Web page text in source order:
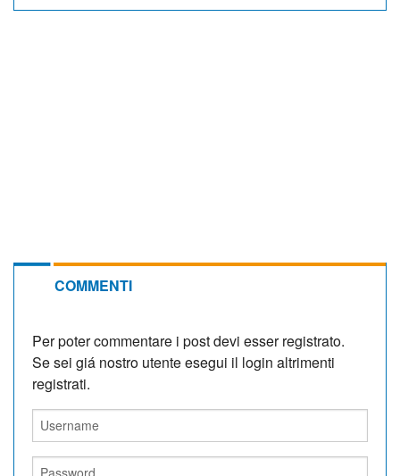
COMMENTI
Per poter commentare i post devi esser registrato.
Se sei giá nostro utente esegui il login altrimenti
registrati.